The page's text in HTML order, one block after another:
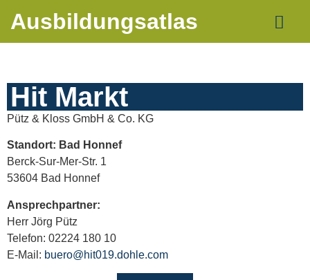
Ausbildungsatlas
Hit Markt
Pütz & Kloss GmbH & Co. KG
Standort: Bad Honnef
Berck-Sur-Mer-Str. 1
53604 Bad Honnef
Ansprechpartner:
Herr Jörg Pütz
Telefon: 02224 180 10
E-Mail: buero@hit019.dohle.com